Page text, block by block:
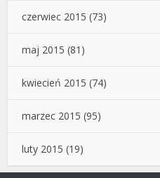
czerwiec 2015 (73)
maj 2015 (81)
kwiecień 2015 (74)
marzec 2015 (95)
luty 2015 (19)